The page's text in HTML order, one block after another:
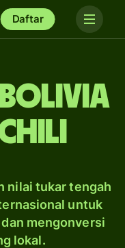
Daftar
nilai tukar tengah
untuk
mengonversi
lokal.